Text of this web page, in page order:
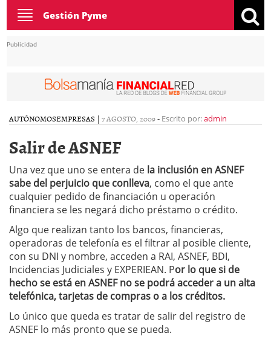
Toggle
navigation
Gestión Pyme
Publicidad
AUTÓNOMOSEMPRESAS | 7 AGOSTO, 2009- Escrito por:admin
Salir de ASNEF
Una vez que uno se entera de la inclusión en ASNEF
sabe del perjuicio que conlleva, como el que ante
cualquier pedido de financiación u operación
financiera se les negará dicho préstamo o crédito.
Algo que realizan tanto los bancos, financieras,
operadoras de telefonía es el filtrar al posible cliente,
con su DNI y nombre, acceden a RAI, ASNEF, BDI,
Incidencias Judiciales y EXPERIEAN. Por lo que si de
hecho se está en ASNEF no se podrá acceder a un alta
telefónica, tarjetas de compras o a los créditos.
Lo único que queda es tratar de salir del registro de
ASNEF lo más pronto que se pueda.